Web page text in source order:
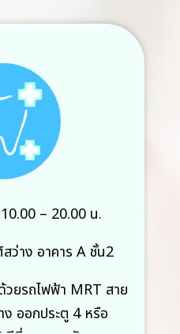
– 20.00 น.
ว่าง อาคาร A ชั้น2
วยรถไฟฟ้า MRT สาย
ออกประตู 4 หรือ